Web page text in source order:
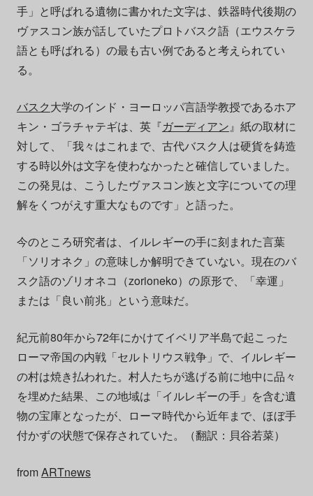
手」と呼ばれる遺物に書かれた文字は、鉄器時代後期の
ヴァスコン族が話していたプロトバスク語（エウスケラ
語とも呼ばれる）の最も古い例であると考えられてい
る。
バスク大学のインド・ヨーロッパ言語学教授であるホア
キン・ゴラチャテギは、英『ガーディアン』紙の取材に
対して、「我々はこれまで、古代バスク人は硬貨を鋳造
する時以外は文字を使わなかったと確信していました。
この発見は、こうしたヴァスコン族と文字についての理
解をくつがえす重大なものです」と語った。
今のところ研究者は、イルレギーの手に刻まれた言葉
「ソリオネク」の意味しか解明できていない。現在のバ
スク語のゾリオネコ（zorioneko）の原形で、「幸運」
または「良い前兆」という意味だ。
紀元前80年から72年にかけてイベリア半島で起こった
ローマ帝国の内戦「セルトリウス戦争」で、イルレギー
の村は焼き払われた。村人たちが逃げる前に地中に品々
を埋めた結果、この地域は「イルレギーの手」を含む遺
物の宝庫となったが、ローマ時代から近年まで、ほぼ手
付かずの状態で保存されていた。（翻訳：貝谷若菜）
fromARTnews